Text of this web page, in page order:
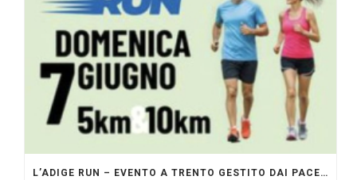
L’ADIGE RUN – EVENTO A TRENTO GESTITO DAI PACERS GLI ORIGINALI